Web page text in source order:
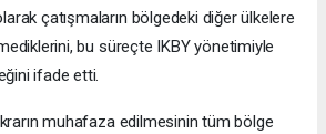
çatışmaların bölgedeki diğer ülkelere
bu süreçte IKBY yönetimiyle
ifade etti.
muhafaza edilmesinin tüm bölge